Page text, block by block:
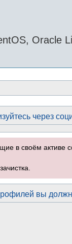
Oracle
через
в своём активе
вы